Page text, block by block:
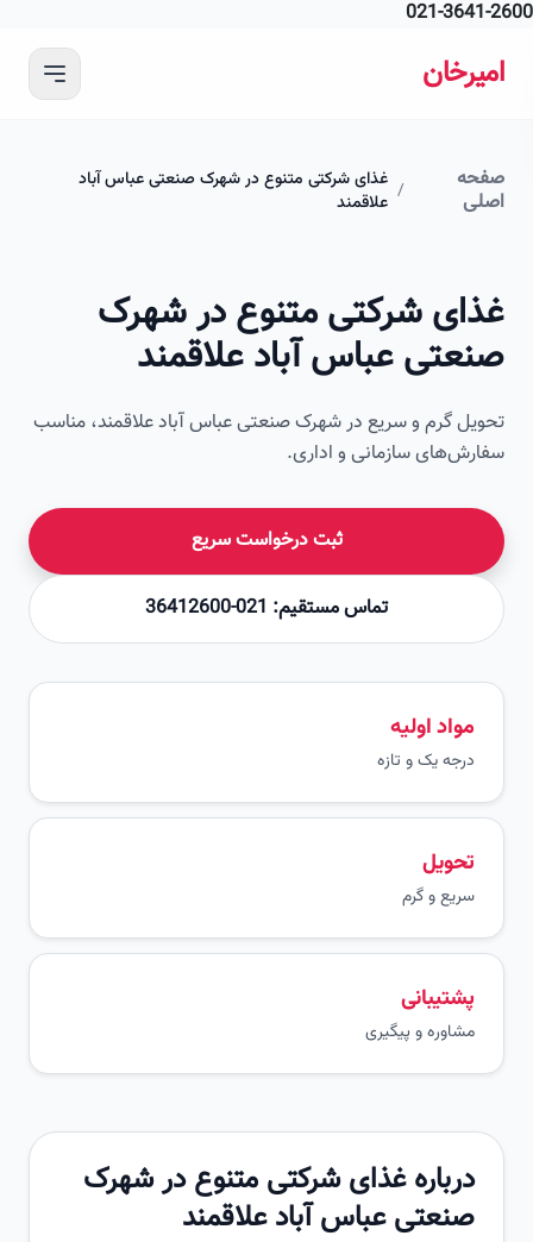
021-
غذای شرکتی متنوع در شهرک صنعتی عباس آباد
علاقمند
شرکتی متنوع در شهرک
عباس آباد علاقمند
گرم و سریع در شهرک صنعتی عباس آباد علاقمند، مناسب
سازمانی و اداری.
ثبت درخواست سریع
تماس مستقیم: 021-36412600
مواد اولیه
درجه یک و تازه
سریع و گرم
پشتیبانی
مشاوره و پیگیری
درباره غذای شرکتی متنوع در شهرک
صنعتی عباس آباد علاقمند